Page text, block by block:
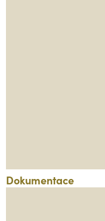
Dokumentace